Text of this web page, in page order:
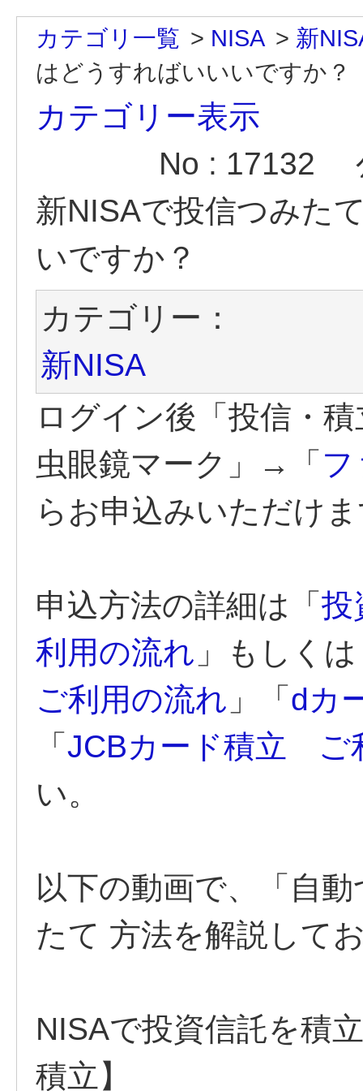
カテゴリ一覧 > NISA > 新
はどうすればいいいですか？
カテゴリー表示
No : 17132
新NISAで投信つみた
いですか？
カテゴリー：
新NISA
ログイン後「投信・
虫眼鏡マーク」→「
らお申込みいただけ
申込方法の詳細は「
利用の流れ 」もしく
ご利用の流れ 」「 dカ
「 JCBカード積立 ご
い。
以下の動画で、「自
たて 方法を解説して
NISAで投資信託を積
積立】